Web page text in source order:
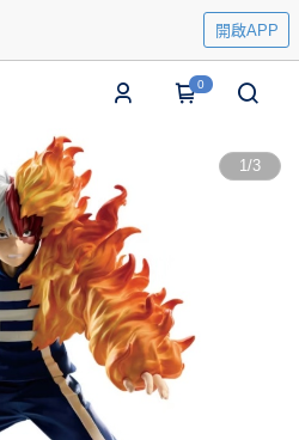
開啟APP
0
1/3